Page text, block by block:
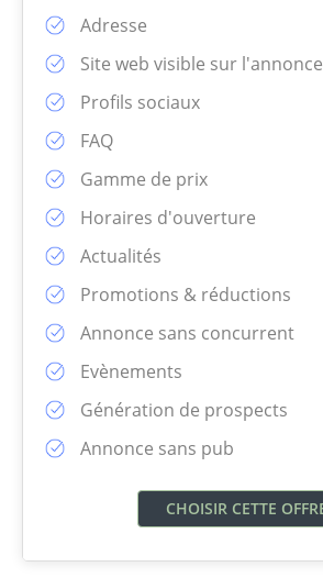
Adresse
Site web visible sur l'annonce
Profils sociaux
FAQ
Gamme de prix
Horaires d'ouverture
Actualités
Promotions & réductions
Annonce sans concurrent
Evènements
Génération de prospects
Annonce sans pub